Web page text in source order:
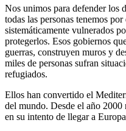
Nos unimos para defender los
todas las personas tenemos
sistemáticamente vulnerados
protegerlos. Esos gobiernos
guerras, construyen muros y
miles de personas sufran
refugiados.
Ellos han convertido el
del mundo. Desde el año 2000
en su intento de llegar a